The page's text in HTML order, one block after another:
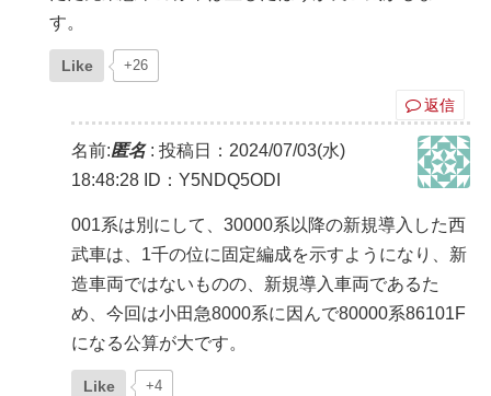
す。
Like +26
返信
名前:匿名: 投稿日：2024/07/03(水)
18:48:28 ID：Y5NDQ5ODI
001系は別にして、30000系以降の新規導入した西
武車は、1千の位に固定編成を示すようになり、新
造車両ではないものの、新規導入車両であるた
め、今回は小田急8000系に因んで80000系86101F
になる公算が大です。
Like +4